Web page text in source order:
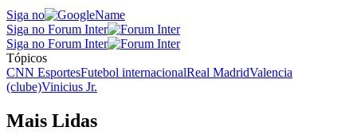
Siga no
Siga no Forum Inter
Siga no Forum Inter
Tópicos
CNN EsportesFutebol internacionalReal MadridValencia
(clube)Vinicius Jr.
Mais Lidas